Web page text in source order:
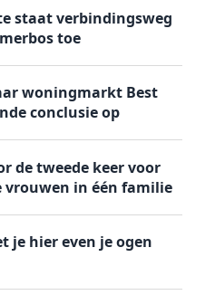
staat verbindingsweg
toe
woningmarkt Best
conclusie op
de tweede keer voor
vrouwen in één familie
je hier even je ogen